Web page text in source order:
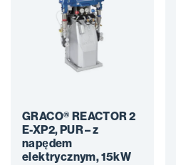
GRACO® REACTOR 2
E-XP2, PUR – z
napędem
elektrycznym, 15kW